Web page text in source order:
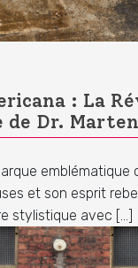
: La
Dr.
emblématique
et son esprit
stylistique avec […]